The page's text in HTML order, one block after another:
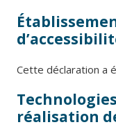
Cette déclaration a
réalisation